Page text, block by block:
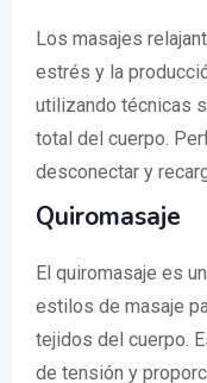
Los masajes
estrés y la
utilizando técnicas
total del cuerpo.
desconectar y
Quiromasaje
El quiromasaje es
estilos de masaje
tejidos del cuerpo.
de tensión y